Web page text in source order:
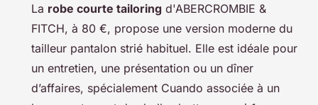
La robe courte tailoring d'ABERCROMBIE &
FITCH, à 80 €, propose une version moderne du
tailleur pantalon strié habituel. Elle est idéale pour
un entretien, une présentation ou un dîner
d’affaires, spécialement Cuando associée à un